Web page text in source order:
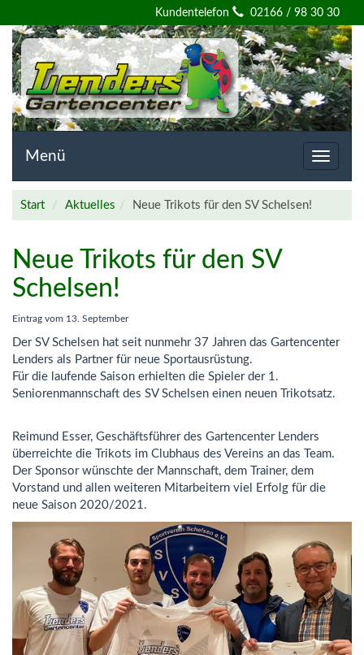
Willkommen
auf
der
Homepage
von
Lenders
Gartencenter
Kundentelefon 02166 / 98 30 30
Toggle
Menü
Start Aktuelles Neue Trikots für den SV Schelsen!
Neue Trikots für den SV
Schelsen!
Eintrag vom 13. September
Der SV Schelsen hat seit nunmehr 37 Jahren das Gartencenter
Lenders als Partner für neue Sportausrüstung.
Für die laufende Saison erhielten die Spieler der 1.
Seniorenmannschaft des SV Schelsen einen neuen Trikotsatz.
Reimund Esser, Geschäftsführer des Gartencenter Lenders
überreichte die Trikots im Clubhaus des Vereins an das Team.
Der Sponsor wünschte der Mannschaft, dem Trainer, dem
Vorstand und allen weiteren Mitarbeitern viel Erfolg für die
neue Saison 2020/2021.